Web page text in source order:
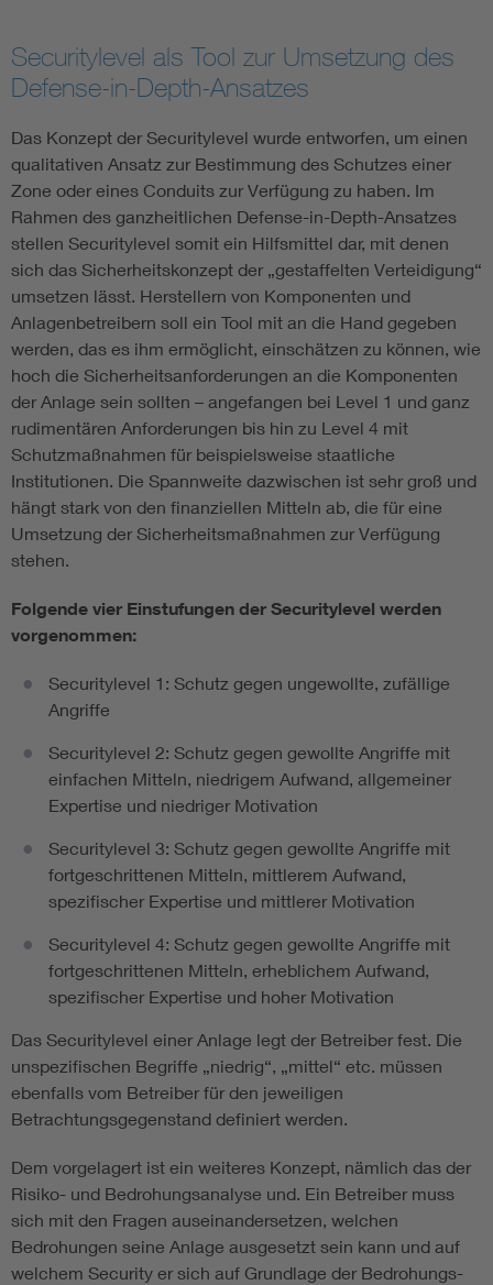
Securitylevel als Tool zur Umsetzung des
Defense-in-Depth-Ansatzes
Das Konzept der Securitylevel wurde entworfen, um einen
qualitativen Ansatz zur Bestimmung des Schutzes einer
Zone oder eines Conduits zur Verfügung zu haben. Im
Rahmen des ganzheitlichen Defense-in-Depth-Ansatzes
stellen Securitylevel somit ein Hilfsmittel dar, mit denen
sich das Sicherheitskonzept der „gestaffelten Verteidigung“
umsetzen lässt. Herstellern von Komponenten und
Anlagenbetreibern soll ein Tool mit an die Hand gegeben
werden, das es ihm ermöglicht, einschätzen zu können, wie
hoch die Sicherheitsanforderungen an die Komponenten
der Anlage sein sollten – angefangen bei Level 1 und ganz
rudimentären Anforderungen bis hin zu Level 4 mit
Schutzmaßnahmen für beispielsweise staatliche
Institutionen. Die Spannweite dazwischen ist sehr groß und
hängt stark von den finanziellen Mitteln ab, die für eine
Umsetzung der Sicherheitsmaßnahmen zur Verfügung
stehen.
Folgende vier Einstufungen der Securitylevel werden
vorgenommen:
Securitylevel 1: Schutz gegen ungewollte, zufällige
Angriffe
Securitylevel 2: Schutz gegen gewollte Angriffe mit
einfachen Mitteln, niedrigem Aufwand, allgemeiner
Expertise und niedriger Motivation
Securitylevel 3: Schutz gegen gewollte Angriffe mit
fortgeschrittenen Mitteln, mittlerem Aufwand,
spezifischer Expertise und mittlerer Motivation
Securitylevel 4: Schutz gegen gewollte Angriffe mit
fortgeschrittenen Mitteln, erheblichem Aufwand,
spezifischer Expertise und hoher Motivation
Das Securitylevel einer Anlage legt der Betreiber fest. Die
unspezifischen Begriffe „niedrig“, „mittel“ etc. müssen
ebenfalls vom Betreiber für den jeweiligen
Betrachtungsgegenstand definiert werden.
Dem vorgelagert ist ein weiteres Konzept, nämlich das der
Risiko- und Bedrohungsanalyse und. Ein Betreiber muss
sich mit den Fragen auseinandersetzen, welchen
Bedrohungen seine Anlage ausgesetzt sein kann und auf
welchem Security er sich auf Grundlage der Bedrohungs-